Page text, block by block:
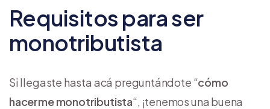
Requisitos para ser
monotributista
Si llegaste hasta acá preguntándote “cómo
hacerme monotributista“, ¡tenemos una buena